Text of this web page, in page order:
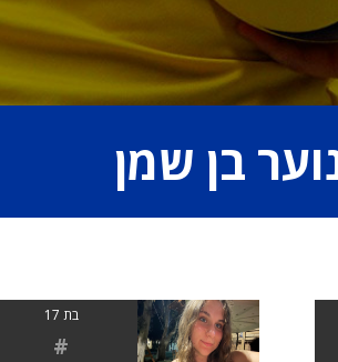
בן שמן
בת 17
#